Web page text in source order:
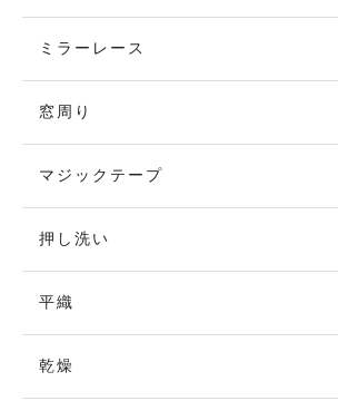
ミラーレース
窓周り
マジックテープ
押し洗い
平織
乾燥